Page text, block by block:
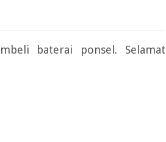
baterai ponsel. Selamat